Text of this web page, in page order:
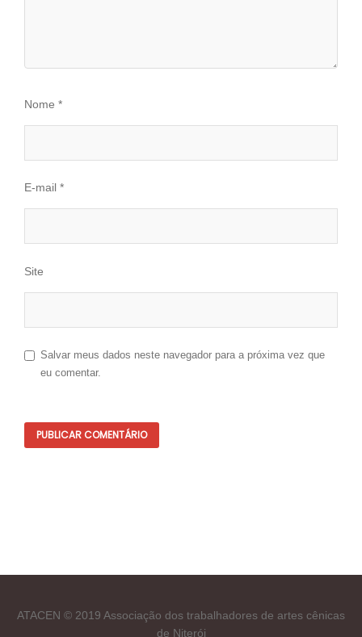
Nome *
E-mail *
Site
Salvar meus dados neste navegador para a próxima vez que
eu comentar.
ATACEN © 2019 Associação dos trabalhadores de artes cênicas
de Niterói